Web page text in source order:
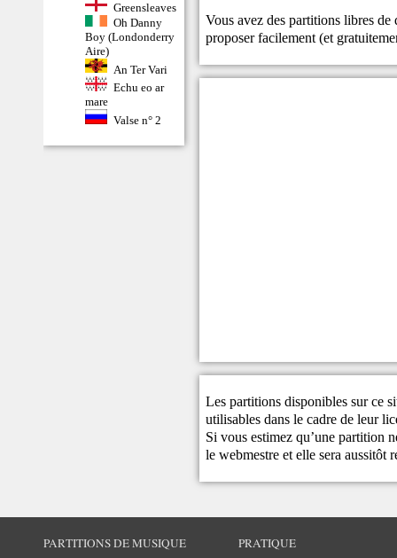
Greensleaves
Oh Danny
Boy (Londonderry
Aire)
An Ter Vari
Echu eo ar
mare
Valse n° 2
Vous avez des partitions libres
proposer facilement (et
Les partitions disponibles sur ce
utilisables dans le cadre de leur
Si vous estimez qu’une partition
lewebmestre et elle sera aussitôt
PARTITIONS DE MUSIQUE PRATIQUE